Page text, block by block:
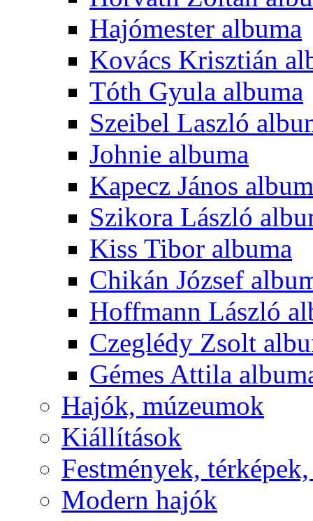
Hajómester albuma
Kovács Krisztián
Tóth Gyula albuma
Szeibel Laszló
Johnie albuma
Kapecz János
Szikora László
Kiss Tibor albuma
Chikán József
Hoffmann László
Czeglédy Zsolt
Gémes Attila
Hajók, múzeumok
Kiállítások
Festmények,
Modern hajók